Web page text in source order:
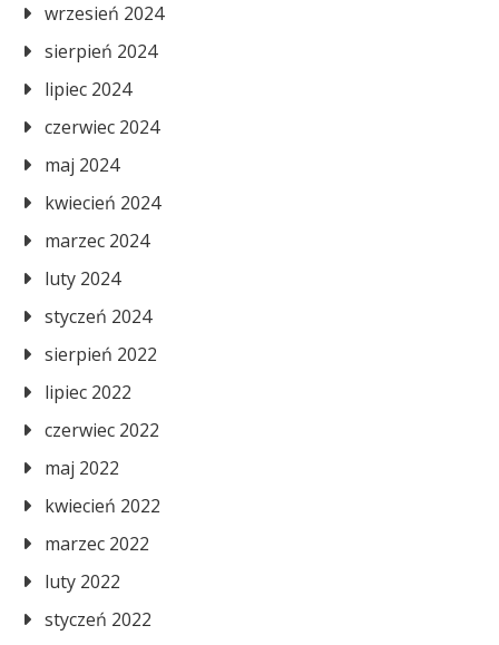
wrzesień 2024
sierpień 2024
lipiec 2024
czerwiec 2024
maj 2024
kwiecień 2024
marzec 2024
luty 2024
styczeń 2024
sierpień 2022
lipiec 2022
czerwiec 2022
maj 2022
kwiecień 2022
marzec 2022
luty 2022
styczeń 2022